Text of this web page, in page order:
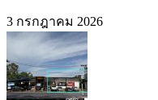
3 กรกฎาคม 2026